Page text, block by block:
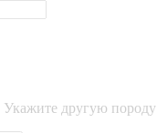
Укажите другую породу